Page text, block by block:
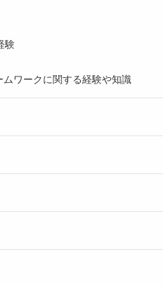
験
ワークに関する経験や知識